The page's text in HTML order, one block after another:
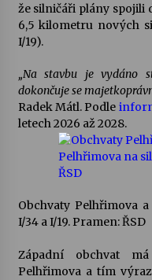
Letní
22. 7.
Vysočinka
17. 7.
Ozvěny
Za
13. 7.
že silničáři plány spojili
6,5 kilometru nových
I/19).
„Na stavbu je vydáno
dokončuje se
Radek Mátl. Podle
letech 2026 až 2028.
Obchvaty Pelhřimova
I/34 a I/19. Pramen: ŘSD
Západní obchvat
Pelhřimova a tím